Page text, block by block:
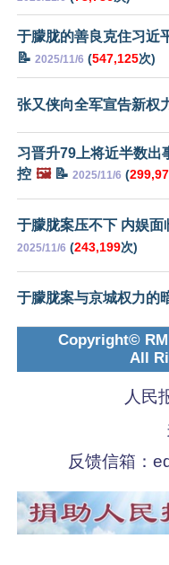
于朦胧的善良克住习近
📝 2025/11/6 (547,125次)
张又侠向全军宣告新权
习晋升79上将近半数出
控 🖼️📝 2025/11/6 (
于朦胧案压不下 内娱面
2025/11/6 (243,199次)
于朦胧案与京城权力的
Copyright©
All
人民
反馈信箱：